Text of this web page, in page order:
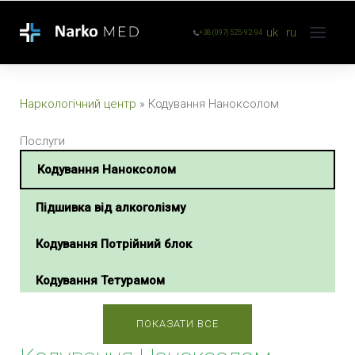
+38 (097) 525-92-94 uk ru
Наркологічний центр » Кодування Наноксолом
Послуги
Кодування Наноксолом
Підшивка від алкоголізму
Кодування Потрійний блок
Кодування Тетурамом
Кодування ТетлонгомПОКАЗАТИ ВСЕ